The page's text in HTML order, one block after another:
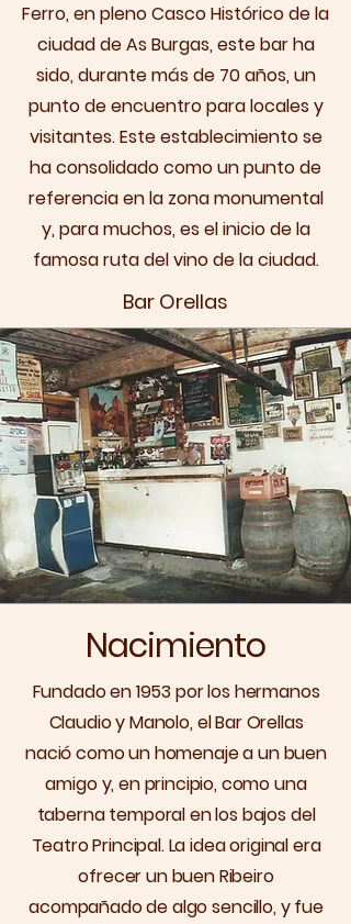
Ferro, en pleno Casco Histórico de la
ciudad de As Burgas, este bar ha
sido, durante más de 70 años, un
punto de encuentro para locales y
visitantes. Este establecimiento se
ha consolidado como un punto de
referencia en la zona monumental
y, para muchos, es el inicio de la
famosa ruta del vino de la ciudad.
Bar Orellas
Nacimiento
Fundado en 1953 por los hermanos
Claudio y Manolo, el Bar Orellas
nació como un homenaje a un buen
amigo y, en principio, como una
taberna temporal en los bajos del
Teatro Principal. La idea original era
ofrecer un buen Ribeiro
acompañado de algo sencillo, y fue